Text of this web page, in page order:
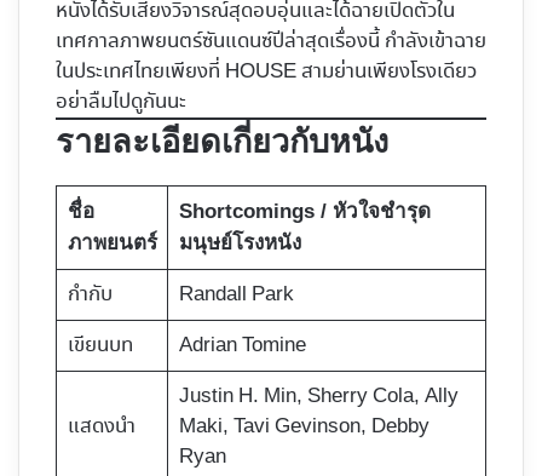
หนังได้รับเสียงวิจารณ์สุดอบอุ่นและได้ฉายเปิดตัวใน
เทศกาลภาพยนตร์ซันแดนซ์ปีล่าสุดเรื่องนี้ กำลังเข้าฉาย
ในประเทศไทยเพียงที่ HOUSE สามย่านเพียงโรงเดียว
อย่าลืมไปดูกันนะ
รายละเอียดเกี่ยวกับหนัง
ชื่อ
ภาพยนตร์
Shortcomings / หัวใจชำรุด
มนุษย์โรงหนัง
กำกับ
Randall Park
เขียนบท
Adrian Tomine
แสดงนำ
Justin H. Min, Sherry Cola, Ally
Maki, Tavi Gevinson, Debby
Ryan